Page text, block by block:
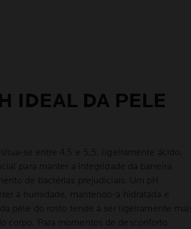
IDEAL DA PELE
se entre 4,5 e 5,5, ligeiramente ácido.
para manter a integridade da barreira
de bactérias prejudiciais. Um pH
a humidade, mantendo-a hidratada e
pele do rosto tende a ser ligeiramente mais
corpo. Para momentos de desconforto